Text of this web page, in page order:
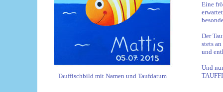
Tauffischbild mit Namen und Taufdatum
Eine
Der
stets
und
Und